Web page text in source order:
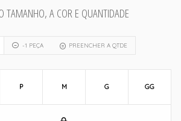
TAMANHO, A COR E QUANTIDADE
-1 PEÇA PREENCHER A QTDE
P M G GG